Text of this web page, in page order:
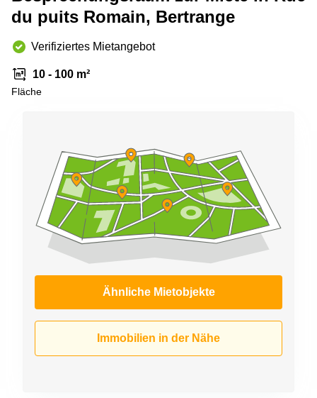
d’affaires
Sandweiler
du puits Romain, Bertrange
Verifiziertes Mietangebot
10 - 100 m²
Fläche
Ähnliche Mietobjekte
Immobilien in der Nähe